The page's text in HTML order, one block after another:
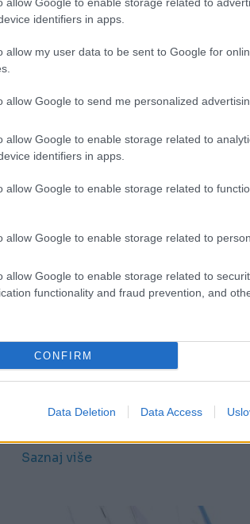
identifiers in apps.
allow my user data to be sent to Google for
allow Google to send me personalized
allow Google to enable storage related to
identifiers in apps.
allow Google to enable storage related to
allow Google to enable storage related to
allow Google to enable storage related to
functionality and fraud prevention, and
CONFIRM
Data Deletion Data Access
koje je IGNORISALA
Saznaj više
PORODICA I ZDRAVLJE
28.04.25. 09:26
Doktor upozorava na
pažnje
Saznaj više